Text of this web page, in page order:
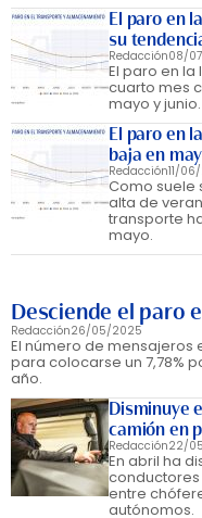
El paro en
su
Redacción08/
El paro en
cuarto mes
mayo y junio.
El paro en
baja en
Redacción11/
Como suele
alta de
transporte
mayo.
Desciende el paro
Redacción26/05/2025
El número de mensajeros
para colocarse un 7,78%
año.
Disminuye
camión en
Redacción22/
En abril ha
entre
autónomos.